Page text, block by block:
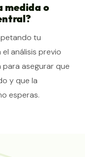
medida o
tu
análisis previo
asegurar que
y que la
esperas.